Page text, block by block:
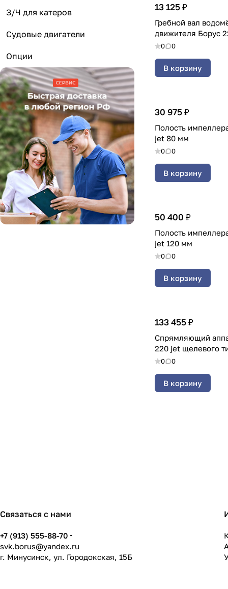
13 125 ₽
Гребной вал
движителя Борус
0 0
В корзину
30 975 ₽
Полость
jet 80 мм
0 0
В корзину
50 400 ₽
Полость
jet 120 мм
0 0
В корзину
133 455 ₽
Спрямляющий
220 jet щелевого
0 0
В корзину
З/Ч для катеров
Судовые двигатели
Опции
Связаться с нами
+7 (913) 555-88-70
svk.borus@yandex.ru
г. Минусинск, ул. Городокская, 15Б